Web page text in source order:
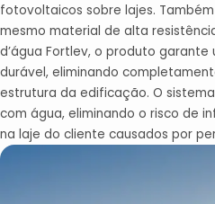
fotovoltaicos sobre lajes.
mesmo material de alta
d’água Fortlev, o produto
durável, eliminando
estrutura da edificação. O
com água, eliminando o risco de
na laje do cliente causados por